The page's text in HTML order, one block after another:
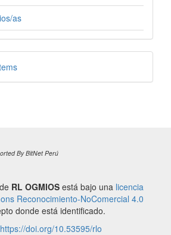
as
By BitNet Perú
RL OGMIOS está bajo una licencia
Reconocimiento-NoComercial 4.0
donde está identificado.
https://doi.org/10.53595/rlo